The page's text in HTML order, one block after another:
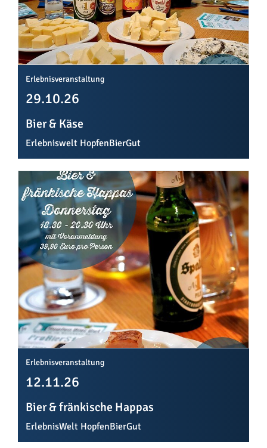
Erlebnisveranstaltung
29.10.26
Bier & Käse
Erlebniswelt HopfenBierGut
Erlebnisveranstaltung
12.11.26
Bier & fränkische Happas
ErlebnisWelt HopfenBierGut